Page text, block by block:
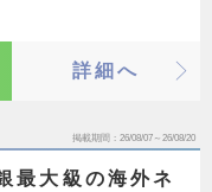
詳細へ
掲載期間 26/08/07～26/08/20
最大級の海外ネ